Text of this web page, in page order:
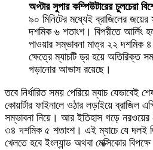
অপ্টার সুপার কম্পিউটারের চুলচেরা
৯০ মিনিটের মধ্যেই ব্রাজিলের
দশমিক ৬ শতাংশ। বিপরীতে আর্লিং
পাওয়ার সম্ভাবনা মাত্র ২২ দশমিক
ক্ষেত্রে ম্যাচটি ড্র হয়ে অতিরিক্ত
গড়ানোর আভাস রয়েছে।
তবে নির্ধারিত সময় পেরিয়ে ম্যাচ যেভাবেই
কোয়ার্টার ফাইনালে ওঠার লড়াইয়ে
সম্ভাবনা নিয়ে। আর ইতিহাস গড়ে
৩৪ দশমিক ৫ শতাংশ। এই ম্যাচে যে দলই
খেলতে হবে ইংল্যান্ড অথবা মেক্সিকোর বিপক্ষে